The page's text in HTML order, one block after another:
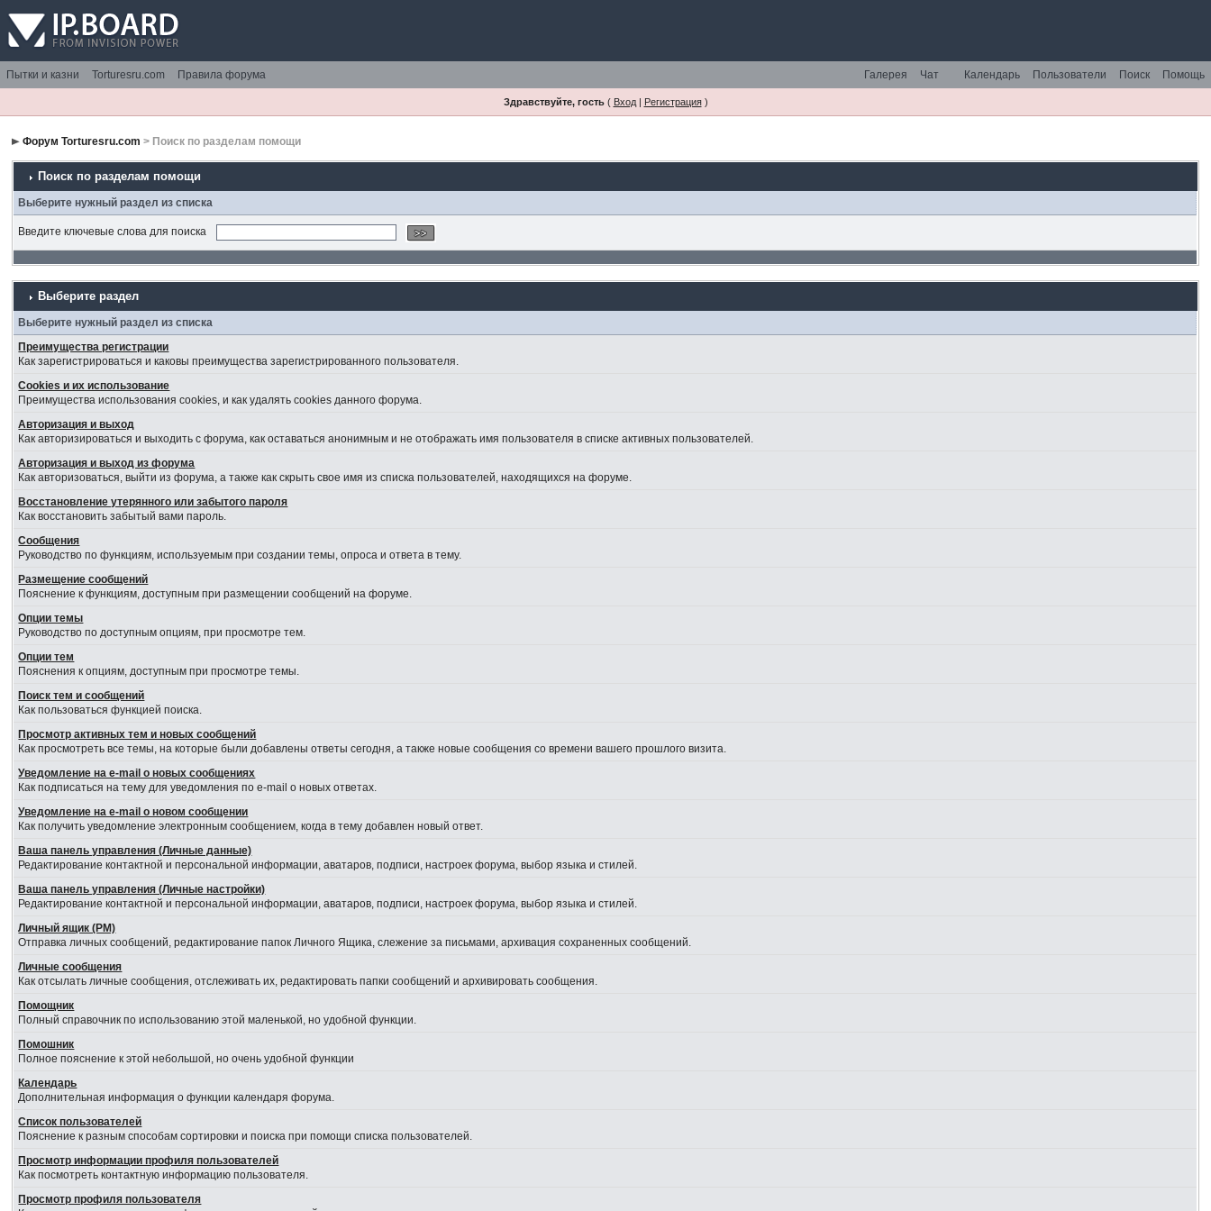
Пытки и казни Torturesru.com Правила форума Помощь
Поиск
Пользователи
Календарь
Чат
Галерея
Здравствуйте, гость( Вход| Регистрация)
Форум Torturesru.com > Поиск по разделам помощи
Поиск по разделам помощи
Выберите нужный раздел из списка
Введите ключевые слова для поиска
Выберите раздел
Выберите нужный раздел из списка
Преимущества регистрации
Как зарегистрироваться и каковы преимущества зарегистрированного пользователя.
Cookies и их использование
Преимущества использования cookies, и как удалять cookies данного форума.
Авторизация и выход
Как авторизироваться и выходить с форума, как оставаться анонимным и не отображать имя пользователя в списке активных пользователей.
Авторизация и выход из форума
Как авторизоваться, выйти из форума, а также как скрыть свое имя из списка пользователей, находящихся на форуме.
Восстановление утерянного или забытого пароля
Как восстановить забытый вами пароль.
Сообщения
Руководство по функциям, используемым при создании темы, опроса и ответа в тему.
Размещение сообщений
Пояснение к функциям, доступным при размещении сообщений на форуме.
Опции темы
Руководство по доступным опциям, при просмотре тем.
Опции тем
Пояснения к опциям, доступным при просмотре темы.
Поиск тем и сообщений
Как пользоваться функцией поиска.
Просмотр активных тем и новых сообщений
Как просмотреть все темы, на которые были добавлены ответы сегодня, а также новые сообщения со времени вашего прошлого визита.
Уведомление на e-mail о новых сообщениях
Как подписаться на тему для уведомления по e-mail о новых ответах.
Уведомление на е-mail о новом сообщении
Как получить уведомление электронным сообщением, когда в тему добавлен новый ответ.
Ваша панель управления (Личные данные)
Редактирование контактной и персональной информации, аватаров, подписи, настроек форума, выбор языка и стилей.
Ваша панель управления (Личные настройки)
Редактирование контактной и персональной информации, аватаров, подписи, настроек форума, выбор языка и стилей.
Личный ящик (PM)
Отправка личных сообщений, редактирование папок Личного Ящика, слежение за письмами, архивация сохраненных сообщений.
Личные сообщения
Как отсылать личные сообщения, отслеживать их, редактировать папки сообщений и архивировать сообщения.
Помощник
Полный справочник по использованию этой маленькой, но удобной функции.
Помошник
Полное пояснение к этой небольшой, но очень удобной функции
Календарь
Дополнительная информация о функции календаря форума.
Список пользователей
Пояснение к разным способам сортировки и поиска при помощи списка пользователей.
Просмотр информации профиля пользователей
Как посмотреть контактную информацию пользователя.
Просмотр профиля пользователя